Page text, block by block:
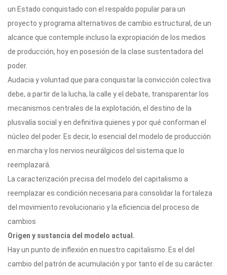
un Estado conquistado con el respaldo popular para un
proyecto y programa alternativos de cambio estructural, de un
alcance que contemple incluso la expropiación de los medios
de producción, hoy en posesión de la clase sustentadora del
poder.
Audacia y voluntad que para conquistar la convicción colectiva
debe, a partir de la lucha, la calle y el debate, transparentar los
mecanismos centrales de la explotación, el destino de la
plusvalía social y en definitiva quienes y por qué conforman el
núcleo del poder. Es decir, lo esencial del modelo de producción
en marcha y los nervios neurálgicos del sistema que lo
reemplazará.
La caracterización precisa del modelo del capitalismo a
reemplazar es condición necesaria para consolidar la fortaleza
del movimiento revolucionario y la eficiencia del proceso de
cambios
Origen y sustancia del modelo actual.
Hay un punto de inflexión en nuestro capitalismo. Es el del
cambio del patrón de acumulación y por tanto el de su carácter.